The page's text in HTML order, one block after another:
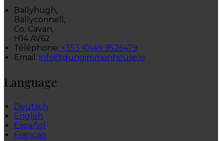
Ballyhugh,
Ballyconnell,
Co. Cavan,
H14 AV62
Téléphone: +353 (0)49 9526479
Email: info@dungimmonhouse.ie
Language
Deutsch
English
Español
Français